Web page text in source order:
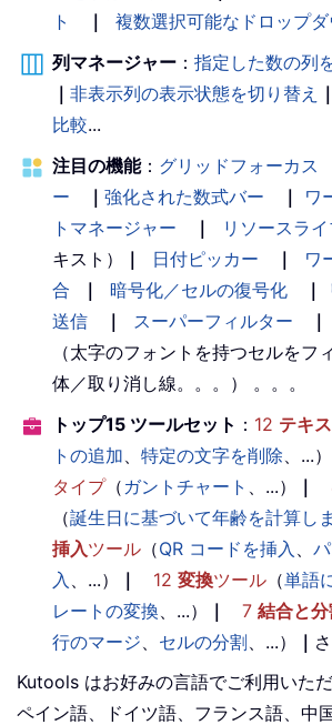
ト
｜ 複数選択可能なドロップダ
列マネージャー ： 指定した数の列
｜ 非表示列の表示状態を切り替え ｜
比較...
注目の機能： グリッドフォーカス
ー
｜ 強化された数式バー ｜
ワ
トマネージャー
｜ リソースライ
キスト）
｜ 日付ピッカー ｜
ワ
合
｜ 暗号化／セルの復号化 ｜
送信
｜ スーパーフィルター ｜
（太字のフォントを持つセルをフ
体／取り消し線。。。） 。。。
トップ15 ツールセット ： 12 テキ
トの追加
特定の文字を削除 、...）
タイプ（ ガントチャート 、...） ｜
（誕生日に基づいて年齢を計算し
挿入ツール （QR コードを挿入
入
、...） ｜ 12 変換ツール （単語
レートの変換 、...） ｜ 7 結合と
行のマージ
セルの分割 、...） ｜
Kutools はお好みの言語でご利用いた
ペイン語、ドイツ語、フランス語、中